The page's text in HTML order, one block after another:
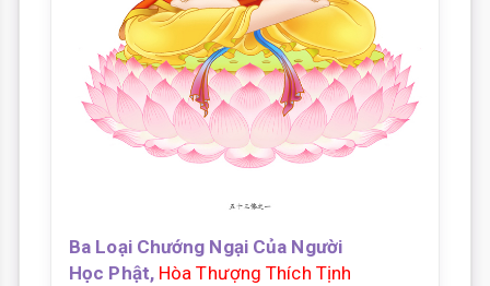
Ba Loại Chướng Ngại Của Người
Học Phật, Hòa Thượng Thích Tịnh